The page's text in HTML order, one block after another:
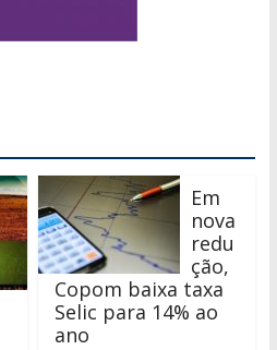
Em
nova
redu
ção,
Copom baixa taxa
Selic para 14% ao
ano